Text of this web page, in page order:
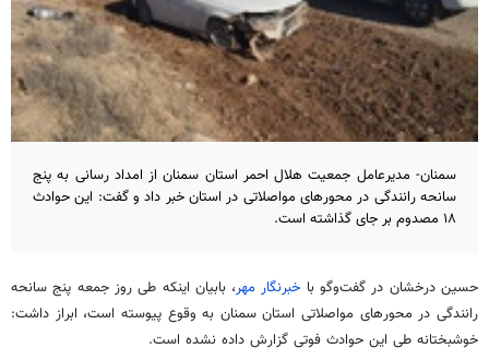
سمنان- مدیرعامل جمعیت هلال احمر استان سمنان از امداد رسانی به پنج
سانحه رانندگی در محورهای مواصلاتی در استان خبر داد و گفت: این حوادث
۱۸ مصدوم بر جای گذاشته است.
حسین درخشان در گفت‌وگو با خبرنگار مهر، بابیان اینکه طی روز جمعه پنج سانحه
رانندگی در محورهای مواصلاتی استان سمنان به وقوع پیوسته است، ابراز داشت:
خوشبختانه طی این حوادث فوتی گزارش داده نشده است.